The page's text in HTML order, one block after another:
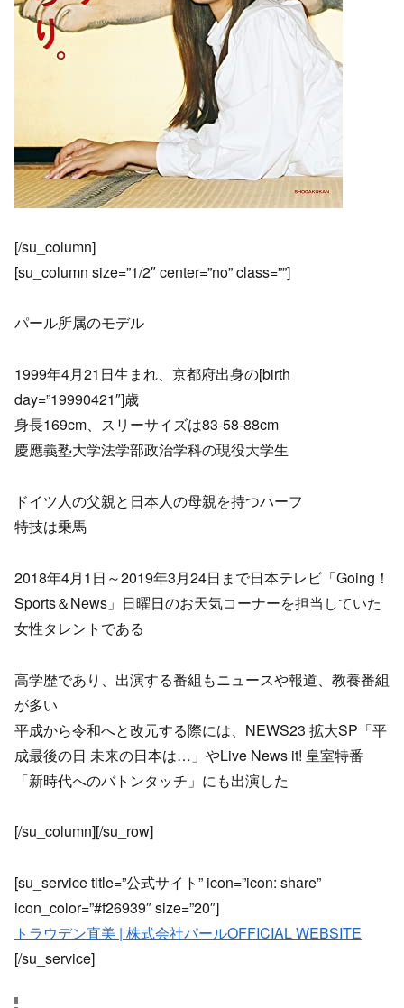
[/su_column]
[su_column size=”1/2″ center=”no” class=””]
パール所属のモデル
1999年4月21日生まれ、京都府出身の[birth
day=”19990421″]歳
身長169cm、スリーサイズは83-58-88cm
慶應義塾大学法学部政治学科の現役大学生
ドイツ人の父親と日本人の母親を持つハーフ
特技は乗馬
2018年4月1日～2019年3月24日まで日本テレビ「Going！
Sports＆News」日曜日のお天気コーナーを担当していた
女性タレントである
高学歴であり、出演する番組もニュースや報道、教養番組
が多い
平成から令和へと改元する際には、NEWS23 拡大SP「平
成最後の日 未来の日本は…」やLive News it! 皇室特番
「新時代へのバトンタッチ」にも出演した
[/su_column][/su_row]
[su_service title=”公式サイト” icon=”icon: share”
icon_color=”#f26939″ size=”20″]
トラウデン直美 | 株式会社パールOFFICIAL WEBSITE
[/su_service]